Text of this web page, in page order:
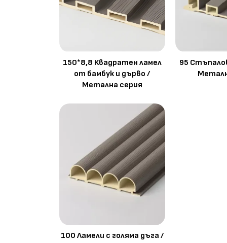
150*8,8 Квадратен ламел
от бамбук и дърво /
Метална серия
95
100 Ламели с голяма дъга /